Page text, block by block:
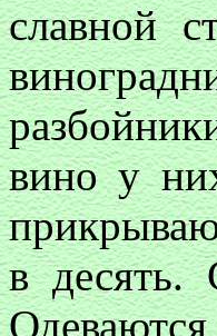
славной
вино у
в